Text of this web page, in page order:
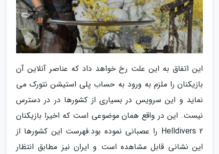
این اتفاق به این علت رخ خواهد داد که عناصر آنلاین آن
بازیکنان را ملزم به ورود به حساب پلی استیشن نتورک می
نماید و این سرویس در بسیاری از کشورها در در دسترس
نیست. این در واقع همان موضوعی است که اخیرا بازیکنان
Helldivers 2 را عصبانی نموده بود.فهرست این کشورها از
این نشانی قابل مشاهده است و ایران نیز مطابق انتظار